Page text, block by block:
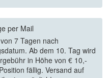
per Mail
7 Tagen nach
Ab dem 10. Tag wird
in Höhe von € 10,-
fällig. Versand auf